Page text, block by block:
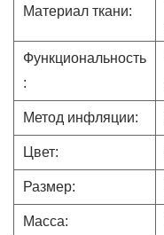
Материал ткани:
Функциональность
:
Метод инфляции:
Цвет:
Размер:
Масса: